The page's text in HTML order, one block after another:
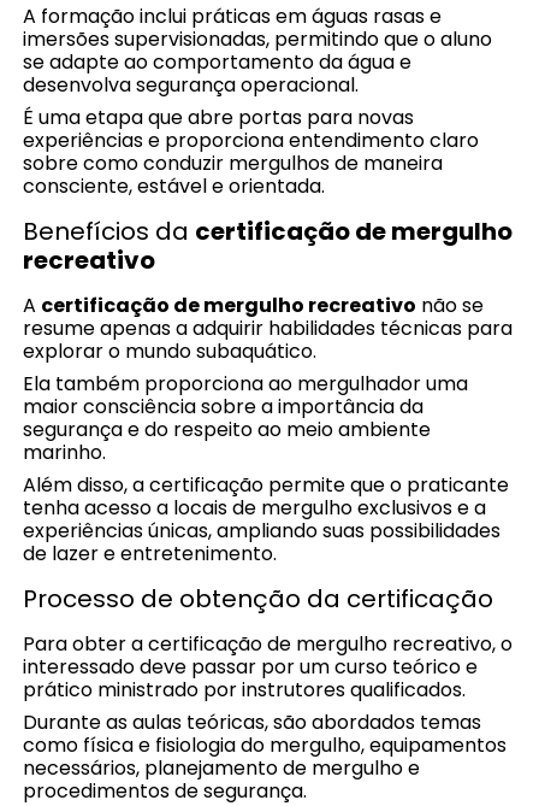
A formação inclui práticas em águas rasas e
imersões supervisionadas, permitindo que o aluno
se adapte ao comportamento da água e
desenvolva segurança operacional.
É uma etapa que abre portas para novas
experiências e proporciona entendimento claro
sobre como conduzir mergulhos de maneira
consciente, estável e orientada.
Benefícios da certificação de mergulho
recreativo
A certificação de mergulho recreativo não se
resume apenas a adquirir habilidades técnicas para
explorar o mundo subaquático.
Ela também proporciona ao mergulhador uma
maior consciência sobre a importância da
segurança e do respeito ao meio ambiente
marinho.
Além disso, a certificação permite que o praticante
tenha acesso a locais de mergulho exclusivos e a
experiências únicas, ampliando suas possibilidades
de lazer e entretenimento.
Processo de obtenção da certificação
Para obter a certificação de mergulho recreativo, o
interessado deve passar por um curso teórico e
prático ministrado por instrutores qualificados.
Durante as aulas teóricas, são abordados temas
como física e fisiologia do mergulho, equipamentos
necessários, planejamento de mergulho e
procedimentos de segurança.